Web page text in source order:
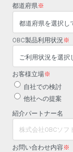
都道府県※
OBC製品利用状況 ※
お客様立場※
自社での検討
他社への提案
紹介パートナー名
お問い合わせ内容 ※